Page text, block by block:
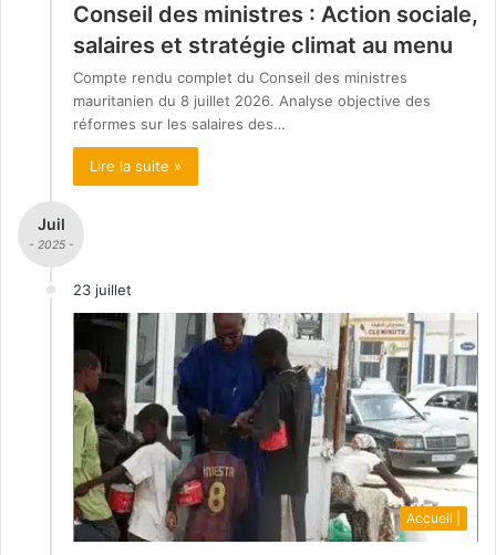
Conseil des ministres : Action sociale,
salaires et stratégie climat au menu
Compte rendu complet du Conseil des ministres
mauritanien du 8 juillet 2026. Analyse objective des
réformes sur les salaires des…
Lire la suite »
Juil
- 2025 -
23 juillet
Accueil |